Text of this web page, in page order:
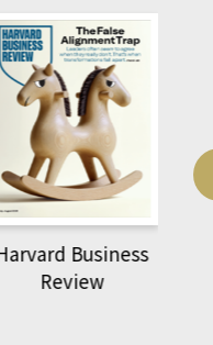
萌動力一頁漫畫學生